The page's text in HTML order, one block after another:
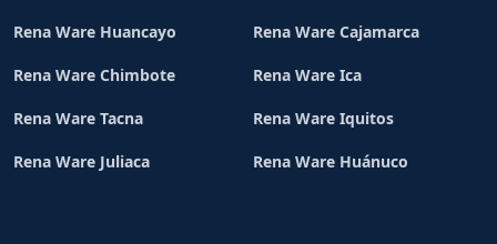
Rena Ware Huancayo Rena Ware Cajamarca
Rena Ware Chimbote Rena Ware Ica
Rena Ware Tacna Rena Ware Iquitos
Rena Ware Juliaca Rena Ware Huánuco